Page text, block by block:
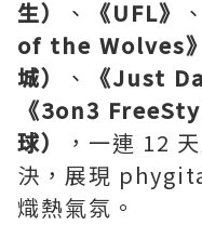
生）
、 《UFL》 、
of the Wolves
城）
、 《Just
《3on3
球）
，一連 12
決，展現
熾熱氣氛。